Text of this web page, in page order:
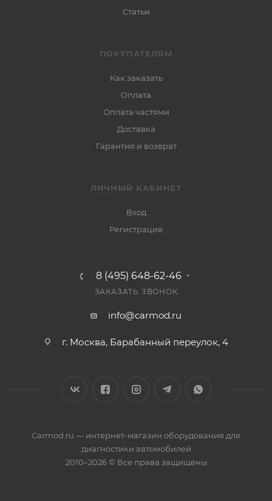
Статьи
ПОКУПАТЕЛЯМ
Как заказать
Оплата
Оплата частями
Доставка
Гарантия и возврат
ЛИЧНЫЙ КАБИНЕТ
Вход
Регистрация
8 (495) 648-62-46
ЗАКАЗАТЬ ЗВОНОК
info@carmod.ru
г. Москва, Барабанный переулок, 4
Carmod.ru — интернет-магазин оборудования для
диагностики автомобилей
2010–2026 © Все права защищены